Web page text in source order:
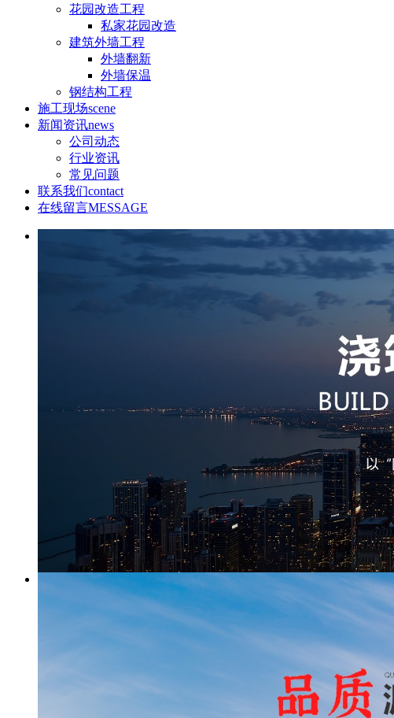
花园改造工程
私家花园改造
建筑外墙工程
外墙翻新
外墙保温
钢结构工程
施工现场scene
新闻资讯news
公司动态
行业资讯
常见问题
联系我们contact
在线留言MESSAGE